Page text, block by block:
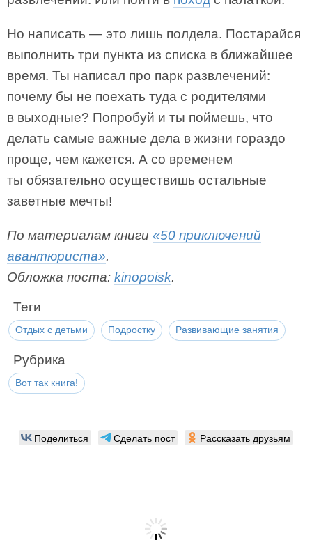
Но написать — это лишь полдела. Постарайся
выполнить три пункта из списка в ближайшее
время. Ты написал про парк развлечений:
почему бы не поехать туда с родителями
в выходные? Попробуй и ты поймешь, что
делать самые важные дела в жизни гораздо
проще, чем кажется. А со временем
ты обязательно осуществишь остальные
заветные мечты!
По материалам книги «50 приключений
авантюриста».
Обложка поста: kinopoisk.
Теги
Отдых с детьми Подростку Развивающие занятия
Рубрика
Вот так книга!
Поделиться Сделать пост Рассказать друзьям